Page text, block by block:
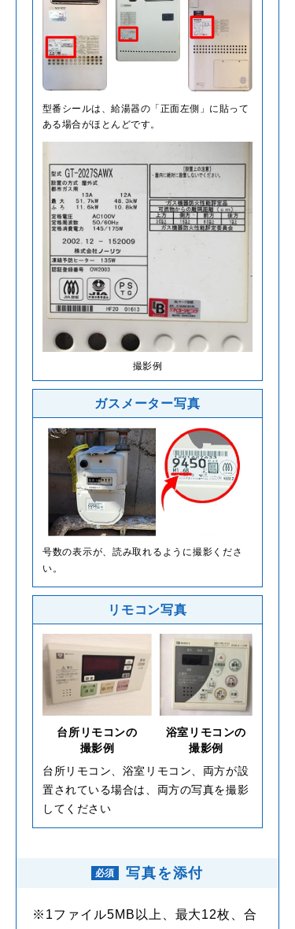
型番シールは、給湯器の「正面左側」に貼って
ある場合がほとんどです。
撮影例
ガスメーター写真
号数の表示が、読み取れるように撮影くださ
い。
リモコン写真
台所リモコンの
撮影例
浴室リモコンの
撮影例
台所リモコン、浴室リモコン、両方が設
置されている場合は、両方の写真を撮影
してください
写真を添付
※1ファイル5MB以上、最大12枚、合